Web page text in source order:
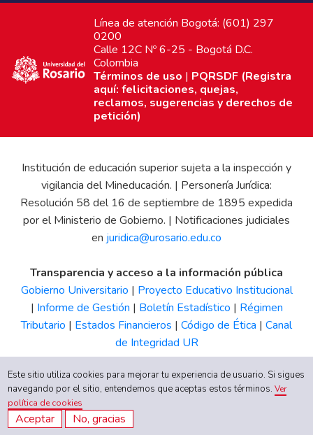
Línea de atención Bogotá: (601) 297
0200
Calle 12C Nº 6-25 - Bogotá D.C.
Colombia
Términos de uso | PQRSDF (Registra
aquí: felicitaciones, quejas,
reclamos, sugerencias y derechos de
petición)
Institución de educación superior sujeta a la inspección y
vigilancia del Mineducación. | Personería Jurídica:
Resolución 58 del 16 de septiembre de 1895 expedida
por el Ministerio de Gobierno. | Notificaciones judiciales
en juridica@urosario.edu.co
Transparencia y acceso a la información pública
Gobierno Universitario | Proyecto Educativo Institucional
| Informe de Gestión | Boletín Estadístico | Régimen
Tributario | Estados Financieros | Código de Ética | Canal
de Integridad UR
Este sitio utiliza cookies para mejorar tu experiencia de usuario. Si sigues
navegando por el sitio, entendemos que aceptas estos términos.Ver
política de cookies
Aceptar No, gracias